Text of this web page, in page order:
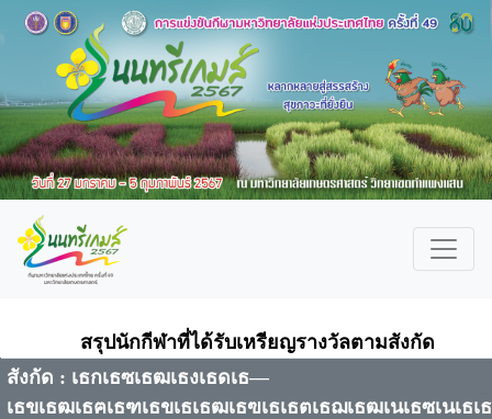
สรุปนักกีฬาที่ได้รับเหรียญรางวัลตามสังกัด
สังกัด : เธกเธซเธฒเธงเธดเธ—
เธขเธฒเธฅเธฑเธขเธเธฒเธฃเธเธตเธฌเธฒเนเธซเนเธเ